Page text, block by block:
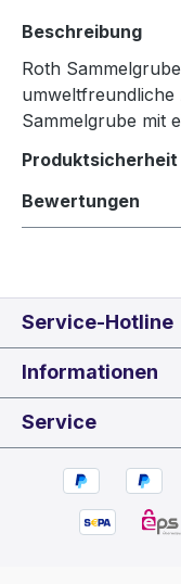
Beschreibung
Roth
umweltfreundliche
Sammelgrube mit
Produktsicherheit
Bewertungen
Service-Hotline
Informationen
Service